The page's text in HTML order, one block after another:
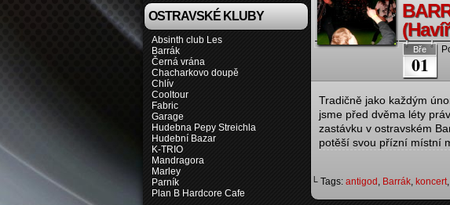
OSTRAVSKÉ KLUBY
Absinth club Les
Barrák
Černá vrána
Chacharkovo doupě
Chlív
Cooltour
Fabric
Garage
Hudebna Pepy Streichla
Hudební Bazar
K-TRIO
Mandragora
Marley
Parník
Plan B Hardcore Cafe
Bře
01
Tradičně jako každým
jsme před dvěma léty
zastávku v ostravském
potěší svou přízní místní
└ Tags: antigod , Barrák, koncert,